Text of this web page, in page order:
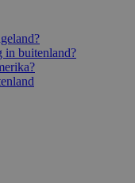
in buitenland?